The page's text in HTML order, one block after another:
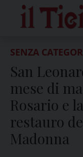
content
SENZA
San
mese di
Rosario e
restauro
Madonna